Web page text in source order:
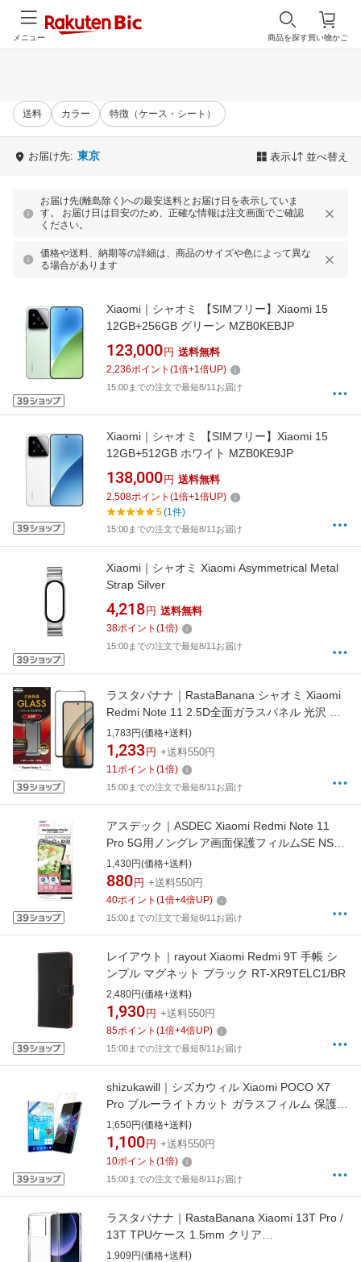
買い物かご
商品を探す
メニュー
送料 カラー 特徴（ケース・シート）
お届け先: 東京 表示 並べ替え
お届け先(離島除く)への最安送料とお届け日を表示していま
す。 お届け日は目安のため、正確な情報は注文画面でご確認
ください。
価格や送料、納期等の詳細は、商品のサイズや色によって異な
る場合があります
Xiaomi｜シャオミ 【SIMフリー】Xiaomi 15
12GB+256GB グリーン MZB0KEBJP
123,000 円 送料無料
2,236ポイント (1倍+1倍UP)
15:00までの注文で最短8/11お届け
Xiaomi｜シャオミ 【SIMフリー】Xiaomi 15
12GB+512GB ホワイト MZB0KE9JP
138,000 円 送料無料
2,508ポイント (1倍+1倍UP)
5(1件)
15:00までの注文で最短8/11お届け
Xiaomi｜シャオミ Xiaomi Asymmetrical Metal
Strap Silver
4,218 円 送料無料
38ポイント (1倍)
15:00までの注文で最短8/11お届け
ラスタバナナ｜RastaBanana シャオミ Xiaomi
Redmi Note 11 2.5D全面ガラスパネル 光沢 ブ
ラック FG3341RN11
1,783円(価格+送料)
1,233 円 +送料550円
11ポイント (1倍)
15:00までの注文で最短8/11お届け
アスデック｜ASDEC Xiaomi Redmi Note 11
Pro 5G用ノングレア画面保護フィルムSE NSE-
MIRN11P
1,430円(価格+送料)
880 円 +送料550円
40ポイント (1倍+4倍UP)
15:00までの注文で最短8/11お届け
レイアウト｜rayout Xiaomi Redmi 9T 手帳 シ
ンプル マグネット ブラック RT-XR9TELC1/BR
2,480円(価格+送料)
1,930 円 +送料550円
85ポイント (1倍+4倍UP)
15:00までの注文で最短8/11お届け
shizukawill｜シズカウィル Xiaomi POCO X7
Pro ブルーライトカット ガラスフィルム 保護フ
ィルム XIPCX7PGLBC
1,650円(価格+送料)
1,100 円 +送料550円
10ポイント (1倍)
15:00までの注文で最短8/11お届け
ラスタバナナ｜RastaBanana Xiaomi 13T Pro /
13T TPUケース 1.5mm クリア
7771XI13TTPCL
1,909円(価格+送料)